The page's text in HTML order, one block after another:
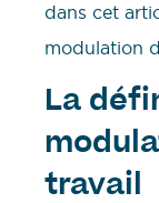
dans cet
modulation
La
travail